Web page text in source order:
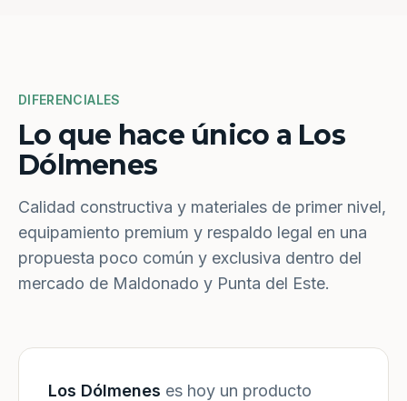
DIFERENCIALES
Lo que hace único a Los
Dólmenes
Calidad constructiva y materiales de primer nivel,
equipamiento premium y respaldo legal en una
propuesta poco común y exclusiva dentro del
mercado de Maldonado y Punta del Este.
Los Dólmenes es hoy un producto